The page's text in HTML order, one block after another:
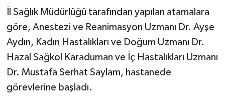
İl Sağlık Müdürlüğü tarafından yapılan atamalara
göre, Anestezi ve Reanimasyon Uzmanı Dr. Ayşe
Aydın, Kadın Hastalıkları ve Doğum Uzmanı Dr.
Hazal Sağkol Karaduman ve İç Hastalıkları Uzmanı
Dr. Mustafa Serhat Saylam, hastanede
görevlerine başladı.